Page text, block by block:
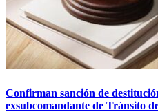
Confirman sanción de
exsubcomandante de Tránsito